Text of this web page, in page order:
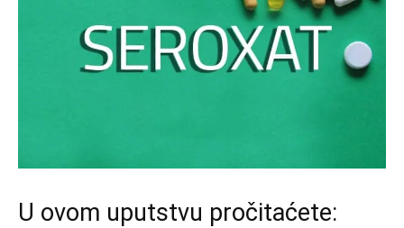
U ovom uputstvu pročitaćete: